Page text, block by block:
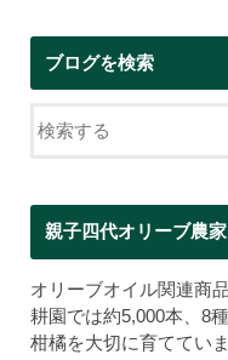
ブログを検索
親子四代オリーブ農家
オリーブオイル関連商
耕園では約5,000本、8
柑橘を大切に育てていま